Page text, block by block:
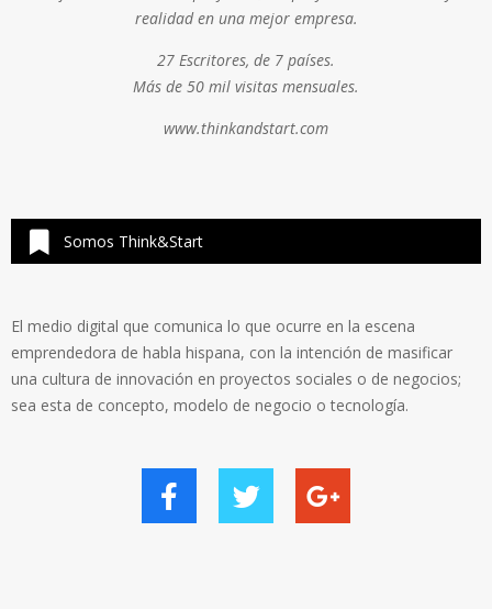
realidad en una mejor empresa.
27 Escritores, de 7 países.
Más de 50 mil visitas mensuales.
www.thinkandstart.com
Somos Think&Start
El medio digital que comunica lo que ocurre en la escena
emprendedora de habla hispana, con la intención de masificar
una cultura de innovación en proyectos sociales o de negocios;
sea esta de concepto, modelo de negocio o tecnología.